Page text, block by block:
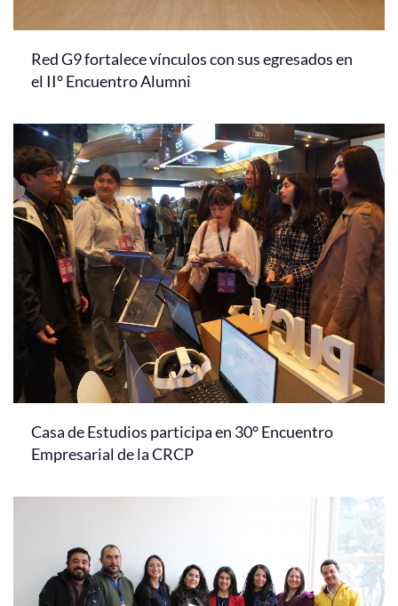
Red G9 fortalece vínculos con sus egresados en
el II° Encuentro Alumni
Casa de Estudios participa en 30° Encuentro
Empresarial de la CRCP